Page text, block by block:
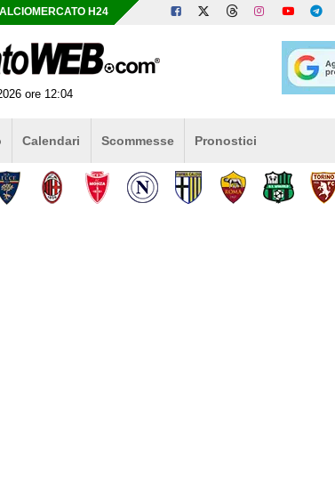
H24
ore 12:04
Calendari Scommesse Pronostici